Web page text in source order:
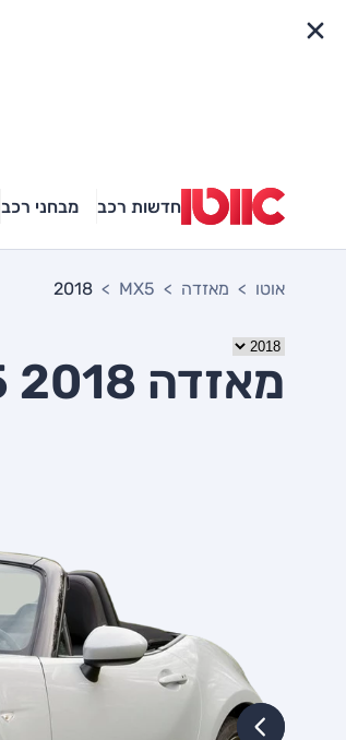
חדשות רכב מבחני רכב
אוטו מאזדה MX5
2018
מאזדה MX5 2018 יד שניה